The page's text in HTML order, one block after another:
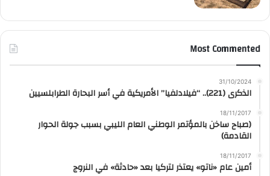
Most Commented
31/10/2024
الذكرى (221).. “فيلادلفيا” الأمريكية في أسر البحارة الطرابلسيين
18/11/2017
(صباح ساخن بالمؤتمر الوطني العام الليبي بسبب جولة الحوار
القادمة)
18/11/2017
أمين عام «ناتو» يعتذر لتركيا بعد «حادثة» في النروج